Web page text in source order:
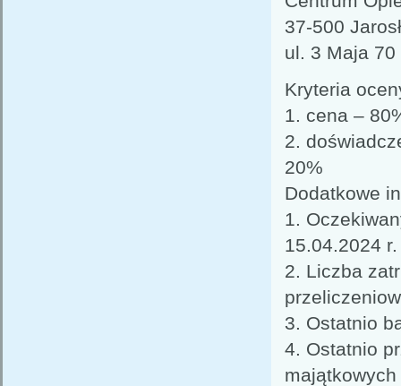
37-500
ul. 3 Maja 70
Kryteria
1. cena –
2.
20%
Dodatkowe
1.
15.04.2024 r.
2. Liczba
3. Ostatnio
4. Ostatnio